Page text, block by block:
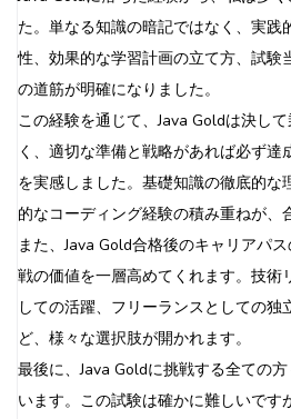
た。単なる知識の暗記ではなく、実践
性、効果的な学習計画の立て方、試験
の道筋が明確になりました。
この経験を通じて、Java Goldは決し
く、適切な準備と戦略があれば必ず達
を実感しました。基礎知識の徹底的な
的なコーディング経験の積み重ねが、
また、Java Gold合格後のキャリアパ
戦の価値を一層高めてくれます。技術
しての活躍、フリーランスとしての独
ど、様々な選択肢が開かれます。
最後に、Java Goldに挑戦する全ての
います。この試験は確かに難しいです